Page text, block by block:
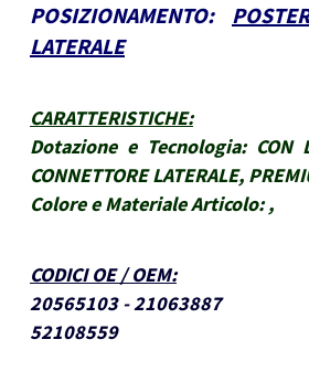
POSIZIONAMENTO:
LATERALE
CARATTERISTICHE:
Dotazione e Tecnologia: CON
CONNETTORE LATERALE,
Colore e Materiale Articolo: ,
CODICI OE / OEM:
20565103 - 21063887
52108559